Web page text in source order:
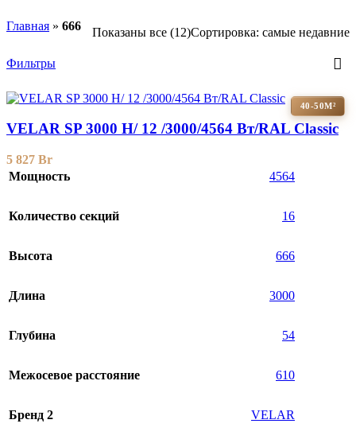
Главная » 666 Показаны все (12)Сортировка: самые недавние
Фильтры
40-50М²
VELAR SP 3000 H/ 12 /3000/4564 Вт/RAL Classic
5 827 Br
Мощность
4564
Количество секций 16
Высота 666
Длина 3000
Глубина 54
Межосевое расстояние 610
Бренд 2 VELAR